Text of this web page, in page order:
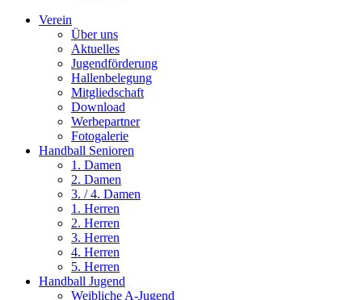
Verein
Über uns
Aktuelles
Jugendförderung
Hallenbelegung
Mitgliedschaft
Download
Werbepartner
Fotogalerie
Handball Senioren
1. Damen
2. Damen
3. / 4. Damen
1. Herren
2. Herren
3. Herren
4. Herren
5. Herren
Handball Jugend
Weibliche A-Jugend